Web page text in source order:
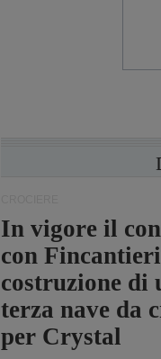
In vigore il
con
costruzione di
terza nave da
per Crystal